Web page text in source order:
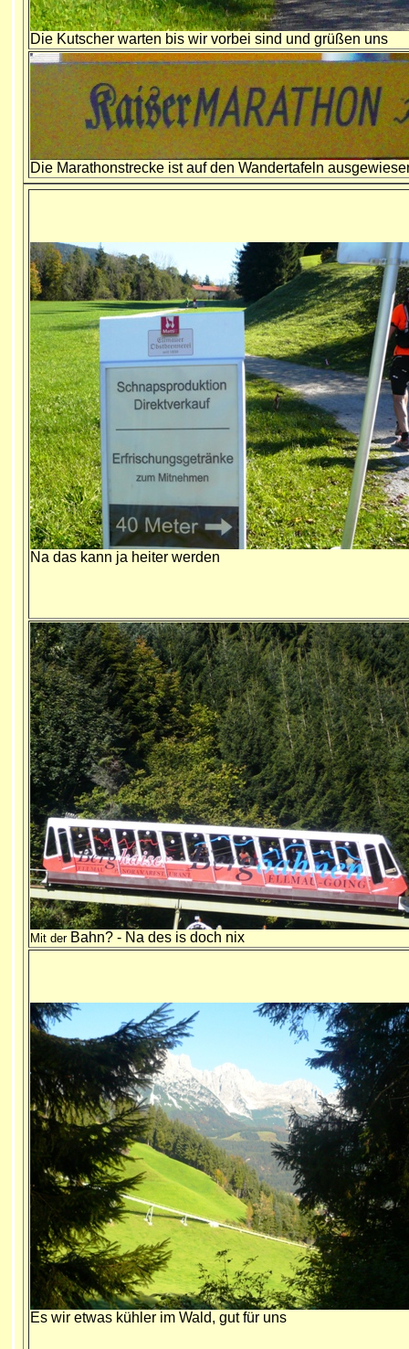
Die Kutscher warten bis wir vorbei sind und grüßen uns
Die Marathonstrecke ist auf den Wandertafeln
Na das kann ja heiter werden
Mit derBahn? - Na des is doch nix
Es wir etwas kühler im Wald, gut für uns